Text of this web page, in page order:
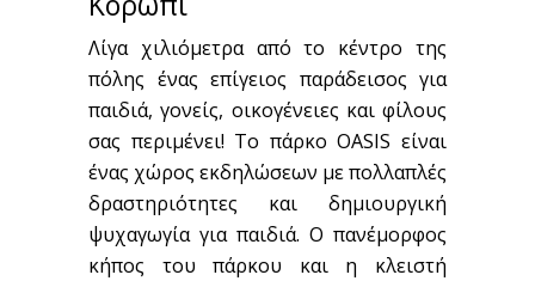
Λίγα χιλιόμετρα από το κέντρο της
πόλης ένας επίγειος παράδεισος για
παιδιά, γονείς, οικογένειες και φίλους
σας περιμένει! Το πάρκο OASIS είναι
ένας χώρος εκδηλώσεων με πολλαπλές
δραστηριότητες και δημιουργική
ψυχαγωγία για παιδιά. Ο πανέμορφος
κήπος του πάρκου και η κλειστή